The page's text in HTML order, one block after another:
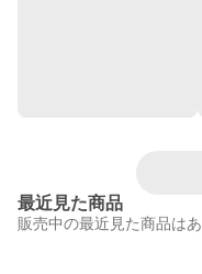
最近見た商品
販売中の最近見た商品はあ